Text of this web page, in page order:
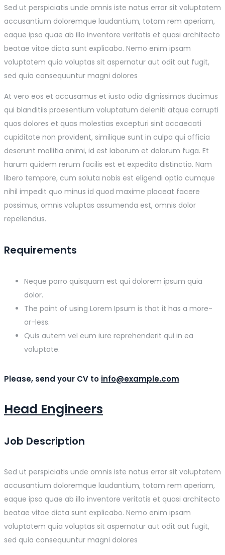
Sed ut perspiciatis unde omnis iste natus error sit voluptatem
accusantium doloremque laudantium, totam rem aperiam,
eaque ipsa quae ab illo inventore veritatis et quasi architecto
beatae vitae dicta sunt explicabo. Nemo enim ipsam
voluptatem quia voluptas sit aspernatur aut odit aut fugit,
sed quia consequuntur magni dolores
At vero eos et accusamus et iusto odio dignissimos ducimus
qui blanditiis praesentium voluptatum deleniti atque corrupti
quos dolores et quas molestias excepturi sint occaecati
cupiditate non provident, similique sunt in culpa qui officia
deserunt mollitia animi, id est laborum et dolorum fuga. Et
harum quidem rerum facilis est et expedita distinctio. Nam
libero tempore, cum soluta nobis est eligendi optio cumque
nihil impedit quo minus id quod maxime placeat facere
possimus, omnis voluptas assumenda est, omnis dolor
repellendus.
Requirements
Neque porro quisquam est qui dolorem ipsum quia
dolor.
The point of using Lorem Ipsum is that it has a more-
or-less.
Quis autem vel eum iure reprehenderit qui in ea
voluptate.
Please, send your CV to info@example.com
Head Engineers
Job Description
Sed ut perspiciatis unde omnis iste natus error sit voluptatem
accusantium doloremque laudantium, totam rem aperiam,
eaque ipsa quae ab illo inventore veritatis et quasi architecto
beatae vitae dicta sunt explicabo. Nemo enim ipsam
voluptatem quia voluptas sit aspernatur aut odit aut fugit,
sed quia consequuntur magni dolores